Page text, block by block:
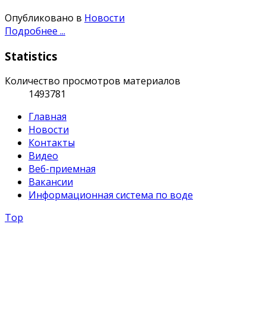
Опубликовано в Новости
Подробнее ...
Statistics
Количество просмотров материалов
1493781
Главная
Новости
Контакты
Видео
Веб-приемная
Вакансии
Информационная система по воде
Top